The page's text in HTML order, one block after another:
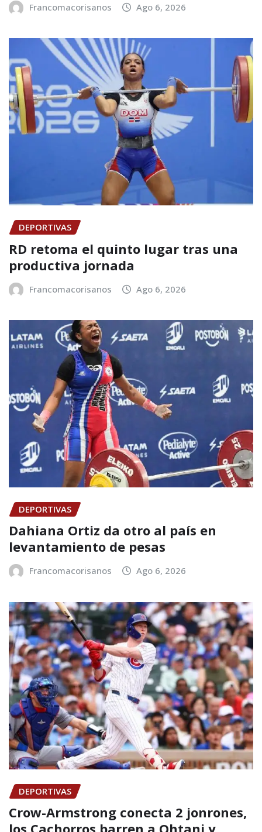
Francomacorisanos Ago 6, 2026
DEPORTIVAS
RD retoma el quinto lugar tras una
productiva jornada
Francomacorisanos Ago 6, 2026
DEPORTIVAS
Dahiana Ortiz da otro al país en
levantamiento de pesas
Francomacorisanos Ago 6, 2026
DEPORTIVAS
Crow-Armstrong conecta 2 jonrones,